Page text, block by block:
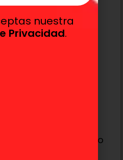
ver la
podrás seguir
de
, lo
la segunda
nuestra
Privacidad.